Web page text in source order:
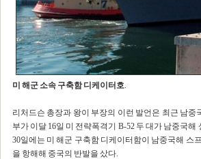
미 해군 소속 구축함 디케이터호.
리처드슨 총장과 왕이 부장의 이런 발언은 최근 남
부가 이달 16일 미 전략폭격기 B-52 두 대가 남중국
30일에는 미 해군 구축함 디케이터함이 남중국해 스
을 항해해 중국의 반발을 샀다.